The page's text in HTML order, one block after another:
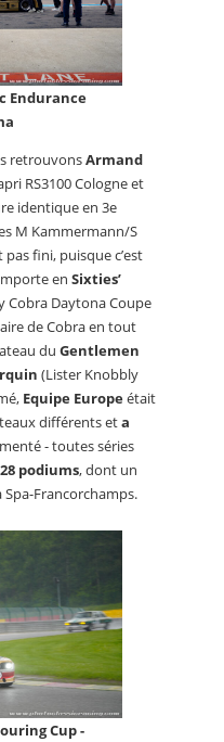
Endurance
retrouvonsArmand
RS3100 Cologne et
identique en 3e
M Kammermann/S
pas fini, puisque c’est
en Sixties’
Cobra Daytona Coupe
de Cobra en tout
du Gentlemen
(Lister Knobbly
Equipe Europeétait
différents eta
- toutes séries
28 podiums, dont un
Francorchamps.
Cup -